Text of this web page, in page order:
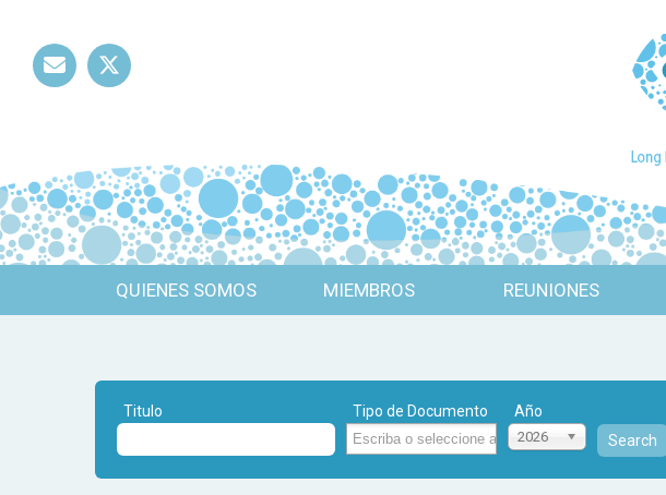
QUIENES SOMOS MIEMBROS REUNIONES
Titulo Tipo de Documento Año
2026 Search